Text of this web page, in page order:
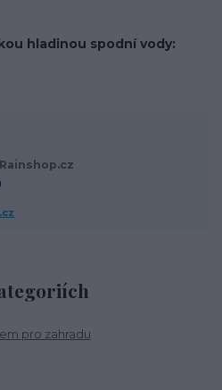
hladinou spodní vody
pro zahradu